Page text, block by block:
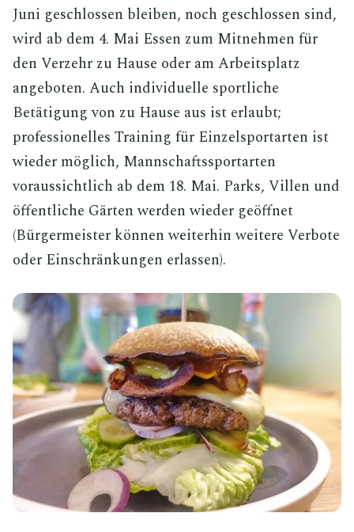
Juni geschlossen bleiben, noch geschlossen sind,
wird ab dem 4. Mai Essen zum Mitnehmen für
den Verzehr zu Hause oder am Arbeitsplatz
angeboten. Auch individuelle sportliche
Betätigung von zu Hause aus ist erlaubt;
professionelles Training für Einzelsportarten ist
wieder möglich, Mannschaftssportarten
voraussichtlich ab dem 18. Mai. Parks, Villen und
öffentliche Gärten werden wieder geöffnet
(Bürgermeister können weiterhin weitere Verbote
oder Einschränkungen erlassen).